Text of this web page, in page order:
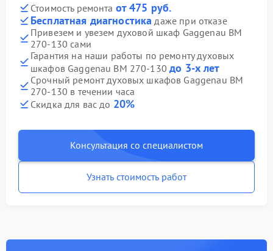
Стоимость ремонта от 475 руб.
Бесплатная диагностика даже при отказе
Привезем и увезем духовой шкаф Gaggenau BM
270-130 сами
Гарантия на наши работы по ремонту духовых
шкафов Gaggenau BM 270-130до 3-х лет
Срочный ремонт духовых шкафов Gaggenau BM
270-130 в течении часа
Скидка для вас до 20%
Консультация со специалистом
Узнать стоимость работ